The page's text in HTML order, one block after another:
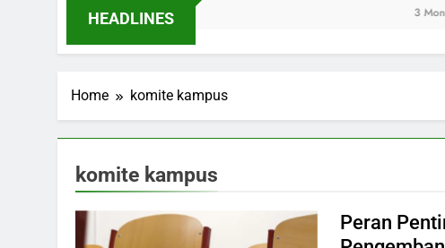
HEADLINES 3 Months Ago
Home komite kampus
komite kampus
Peran